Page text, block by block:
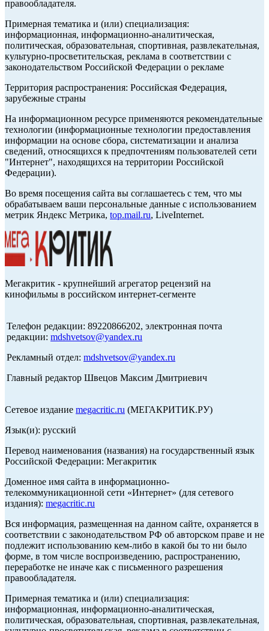
правообладателя.
Примерная тематика и (или) специализация:
информационная, информационно-аналитическая,
политическая, образовательная, спортивная, развлекательная,
культурно-просветительская, реклама в соответствии с
законодательством Российской Федерации о рекламе
Территория распространения: Российская Федерация,
зарубежные страны
На информационном ресурсе применяются рекомендательные
технологии (информационные технологии предоставления
информации на основе сбора, систематизации и анализа
сведений, относящихся к предпочтениям пользователей сети
"Интернет", находящихся на территории Российской
Федерации).
Во время посещения сайта вы соглашаетесь с тем, что мы
обрабатываем ваши персональные данные с использованием
метрик Яндекс Метрика, top.mail.ru, LiveInternet.
Мегакритик - крупнейший агрегатор рецензий на
кинофильмы в российском интернет-сегменте
Телефон редакции: 89220866202, электронная почта
редакции: mdshvetsov@yandex.ru
Рекламный отдел: mdshvetsov@yandex.ru
Главный редактор Швецов Максим Дмитриевич
Сетевое издание megacritic.ru (МЕГАКРИТИК.РУ)
Язык(и): русский
Перевод наименования (названия) на государственный язык
Российской Федерации: Мегакритик
Доменное имя сайта в информационно-
телекоммуникационной сети «Интернет» (для сетевого
издания): megacritic.ru
Вся информация, размещенная на данном сайте, охраняется в
соответствии с законодательством РФ об авторском праве и не
подлежит использованию кем-либо в какой бы то ни было
форме, в том числе воспроизведению, распространению,
переработке не иначе как с письменного разрешения
правообладателя.
Примерная тематика и (или) специализация:
информационная, информационно-аналитическая,
политическая, образовательная, спортивная, развлекательная,